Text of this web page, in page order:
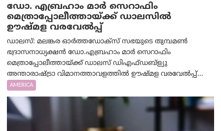
ഡോ. എബ്രഹാം മാർ സെറാഫിം
മെത്രാപ്പോലീത്തായ്ക്ക് ഡാലസിൽ
ഊഷ്മള വരവേൽപ്പ്
ഡാലസ്: മലങ്കര ഓർത്തഡോക്സ് സഭയുടെ തുമ്പമൺ
ഭദ്രാസനാധ്യക്ഷൻ ഡോ.എബ്രഹാം മാർ സെറാഫിം
മെത്രാപ്പോലീത്തായ്ക്ക് ഡാലസ് ഡിഎഫ്ഡബ്ള്യു
അന്താരാഷ്ട്രാ വിമാനത്താവളത്തിൽ ഊഷ്മള വരവേൽപ്പ്...
AMERICA